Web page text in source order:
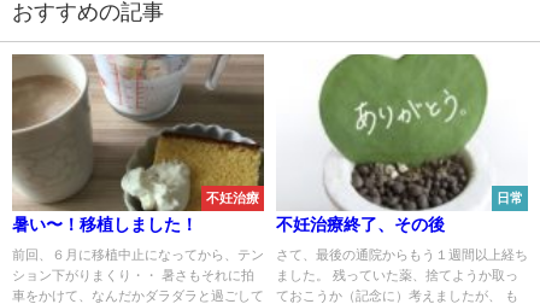
おすすめの記事
不妊治療
暑い〜！移植しました！
前回、６月に移植中止になってから、テン
ション下がりまくり・・ 暑さもそれに拍
車をかけて、なんだかダラダラと過ごして
日常
不妊治療終了、その後
さて、最後の通院からもう１週間以上経ち
ました。 残っていた薬、捨てようか取っ
ておこうか（記念に）考えましたが、 も